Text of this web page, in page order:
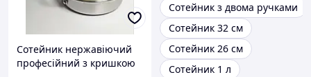
Сотейник нержавіючий
професійний з кришкою
Сотейник з двома ручками
Сотейник 32 см
Сотейник 26 см
Сотейник 1 л